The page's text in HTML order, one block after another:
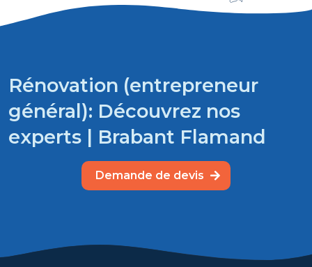
Rénovation (entrepreneur
général): Découvrez nos
experts | Brabant Flamand
Demande de devis